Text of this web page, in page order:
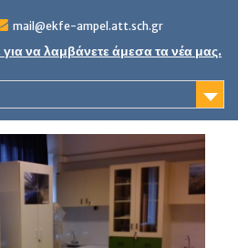
mail@ekfe-ampel.att.sch.gr
για να λαμβάνετε άμεσα τα νέα μας.